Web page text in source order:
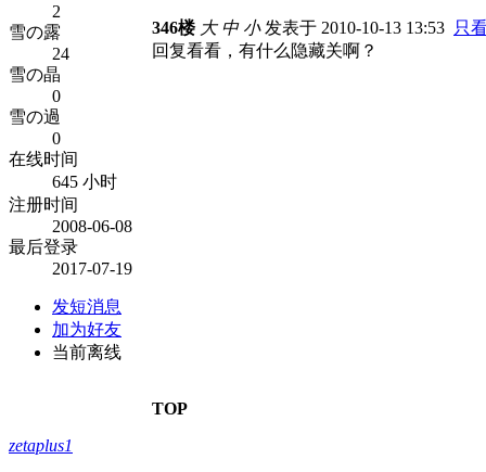
2
雪の露
24
雪の晶
0
雪の過
0
在线时间
645 小时
注册时间
2008-06-08
最后登录
2017-07-19
发短消息
加为好友
当前离线
346楼 大 中 小发表于 2010-10-13 13:53 只
回复看看，有什么隐藏关啊？
TOP
zetaplus1